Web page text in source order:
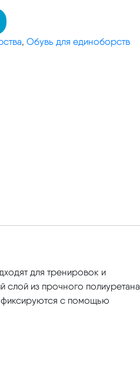
, Обувь для единоборств
для тренировок и
слой из прочного полиуретана
фиксируются с помощью